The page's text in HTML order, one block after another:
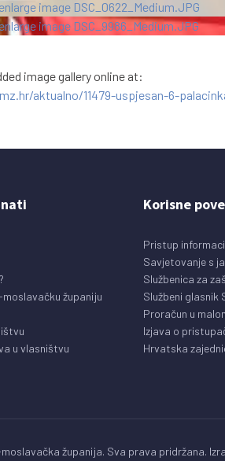
image gallery online at:
aktualno/11479-uspjesan-6-
županiju
u vlasništvu
Korisne
Pristup
Savjetovanje s
Službenica za
Službeni glasnik
Proračun u
Izjava o
Hrvatska
županija. Sva prava pridržana.